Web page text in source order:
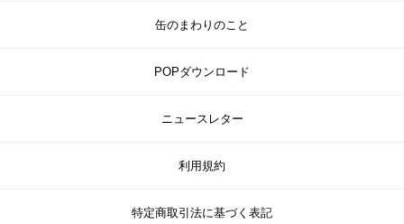
缶のまわりのこと
POPダウンロード
ニュースレター
利用規約
特定商取引法に基づく表記